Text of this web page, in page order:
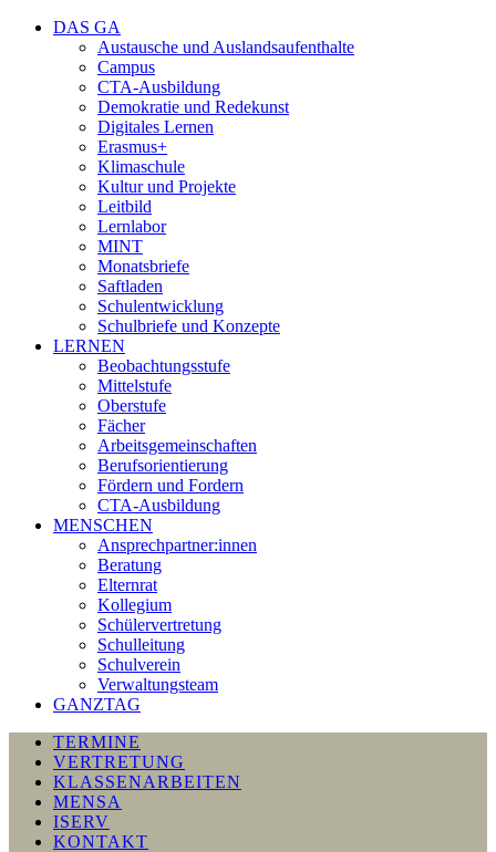
DAS GA
Austausche und Auslandsaufenthalte
Campus
CTA-Ausbildung
Demokratie und Redekunst
Digitales Lernen
Erasmus+
Klimaschule
Kultur und Projekte
Leitbild
Lernlabor
MINT
Monatsbriefe
Saftladen
Schulentwicklung
Schulbriefe und Konzepte
LERNEN
Beobachtungsstufe
Mittelstufe
Oberstufe
Fächer
Arbeitsgemeinschaften
Berufsorientierung
Fördern und Fordern
CTA-Ausbildung
MENSCHEN
Ansprechpartner:innen
Beratung
Elternrat
Kollegium
Schülervertretung
Schulleitung
Schulverein
Verwaltungsteam
GANZTAG
TERMINE
VERTRETUNG
KLASSENARBEITEN
MENSA
ISERV
KONTAKT